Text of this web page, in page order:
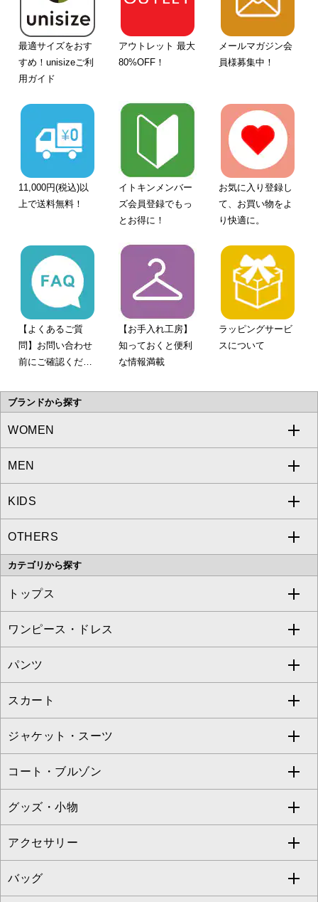
最適サイズをおす
すめ！unisizeご利
用ガイド
アウトレット 最大
80%OFF！
メールマガジン会
員様募集中！
11,000円(税込)以
上で送料無料！
イトキンメンバー
ズ会員登録でもっ
とお得に！
お気に入り登録し
て、お買い物をよ
り快適に。
【よくあるご質
問】お問い合わせ
前にご確認くださ
【お手入れ工房】
知っておくと便利
な情報満載
ラッピングサービ
スについて
ブランドから探す
WOMEN
a.v.v
MICHEL KLEIN
MK MICHEL KLEIN
OFUON le MK
MEN
a.v.v
MICHEL KLEIN HOMME
MK MICHEL KLEIN HOMME
KIDS
a.v.v
OTHERS
MK MICHEL KLEIN BAG
カテゴリから探す
トップス
すべてのトップス
カットソー・Tシャツ
ブラウス・シャツ
ニット・セーター
カーディガン
アンサンブルセット
ベスト・ジレ
パーカー
ワンピース・ドレス
すべてのワンピース・ドレス
ワンピース
ドレス
チュニック
ジャンパースカート
その他のワンピース・ドレス
パンツ
すべてのパンツ
フルレングスパンツ
クロップド・半端丈パンツ
ガウチョ・ワイドパンツ
ハーフ・ショート丈パンツ
サロペット・オールインワン
スカート
すべてのスカート
ロング・マキシ丈スカート
ひざ丈スカート
ミモレ丈スカート
ショート・ミニ丈スカート
ジャケット・スーツ
すべてのジャケット・スーツ
テーラードジャケット
ノーカラージャケット
セットアップ
コート・ブルゾン
すべてのコート・ブルゾン
トレンチコート
ピーコート
グッズ・小物
すべてのグッズ・小物
マスク
アクセサリー
すべてのアクセサリー
バッグ